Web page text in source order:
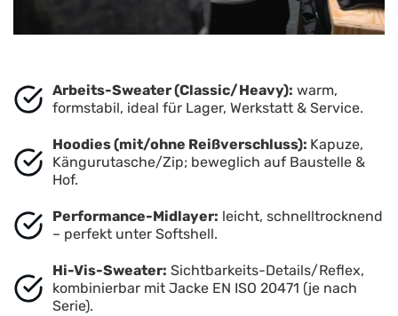
Arbeits-Sweater (Classic/Heavy): warm,
formstabil, ideal für Lager, Werkstatt & Service.
Hoodies (mit/ohne Reißverschluss): Kapuze,
Kängurutasche/Zip; beweglich auf Baustelle &
Hof.
Performance-Midlayer: leicht, schnelltrocknend
– perfekt unter Softshell.
Hi-Vis-Sweater: Sichtbarkeits-Details/Reflex,
kombinierbar mit Jacke EN ISO 20471 (je nach
Serie).